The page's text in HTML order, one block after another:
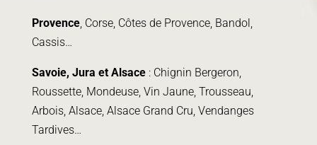
Provence, Corse, Côtes de Provence, Bandol,
Cassis…
Savoie, Jura et Alsace: Chignin Bergeron,
Roussette, Mondeuse, Vin Jaune, Trousseau,
Arbois, Alsace, Alsace Grand Cru, Vendanges
Tardives…